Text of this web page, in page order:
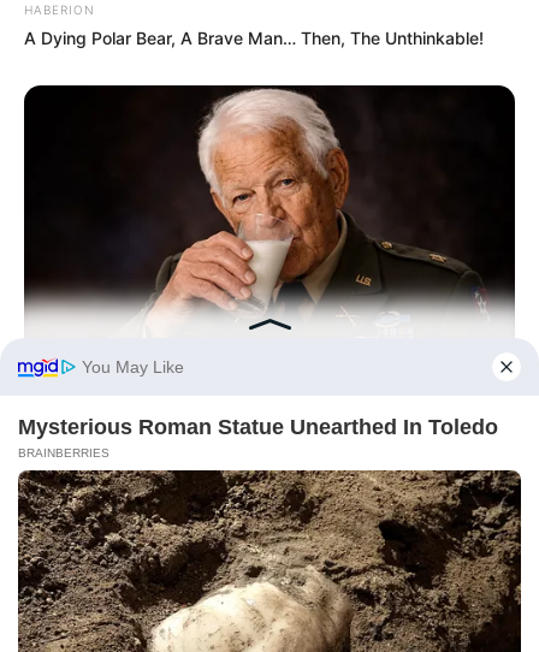
HABERION
A Dying Polar Bear, A Brave Man… Then, The Unthinkable!
NEUROMIND PRO
Stop Drinking These 3 Beverages